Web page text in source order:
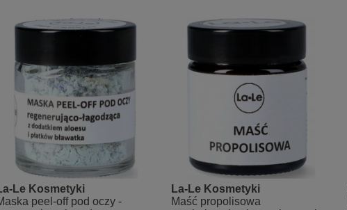
Le Kosmetyki
peel-off pod oczy -
La-Le Kosmetyki
Maść propolisowa